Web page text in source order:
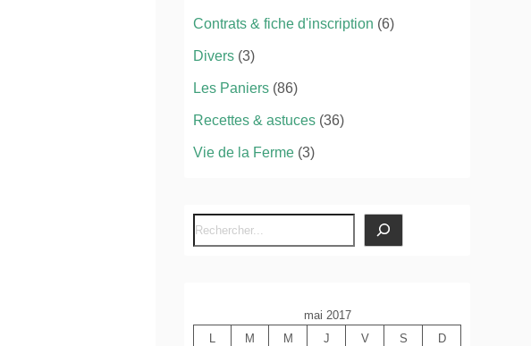
Contrats & fiche d'inscription (6)
Divers (3)
Les Paniers (86)
Recettes & astuces (36)
Vie de la Ferme (3)
R
e
mai 2017
L
M M J V S
D